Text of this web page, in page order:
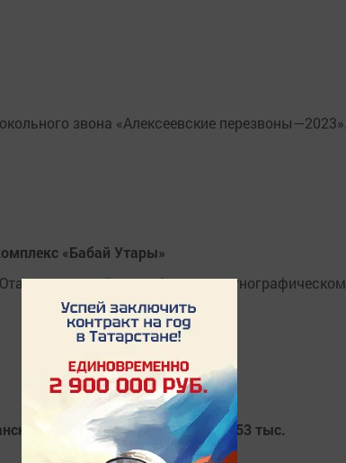
звона «Алексеевские перезвоны—2023».
«Бабай Утары»
района побывали в этнографическом
– Прикамье» выполнили 53 тыс.